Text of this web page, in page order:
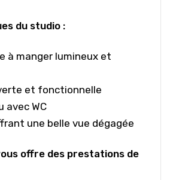
du studio :
à manger lumineux et
et fonctionnelle
avec WC
une belle vue dégagée
offre des prestations de